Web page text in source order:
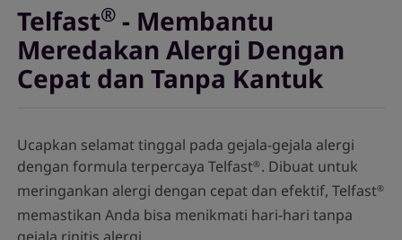
Telfast®- Membantu
Meredakan Alergi Dengan
Cepat dan Tanpa Kantuk
Ucapkan selamat tinggal pada gejala-gejala alergi
dengan formula terpercaya Telfast®. Dibuat untuk
meringankan alergi dengan cepat dan efektif, Telfast®
memastikan Anda bisa menikmati hari-hari tanpa